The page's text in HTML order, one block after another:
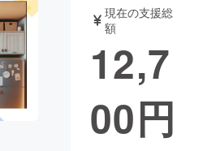
音楽
ジェット ゲーム・
書籍・雑誌
チャレンジ
現在の支援総
額
12,7
00円